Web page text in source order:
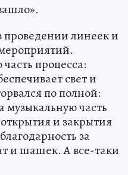
проведении линеек и
процесса:
свет и
по полной:
музыкальную часть
и закрытия
за
и шашек. А все-таки